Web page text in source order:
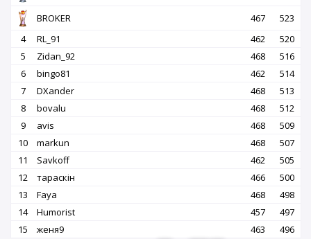
BROKER
467
523
4
RL_91 462
520
5
Zidan_92 468
516
6
bingo81 462
514
7
DXander 468
513
8
bovalu 468
512
9
avis 468
509
10
markun 468
507
11
Savkoff 462
505
12
тараскін 466
500
13
Faya 468
498
14
Humorist 457
497
15
женя9 463
496